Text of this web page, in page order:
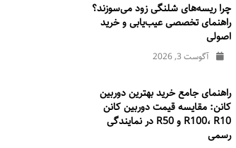
چرا ریسه‌های شلنگی زود می‌سوزند؟
راهنمای تخصصی عیب‌یابی و خرید
اصولی
آگوست 3, 2026
راهنمای جامع خرید بهترین دوربین
کانن: مقایسه قیمت دوربین کانن
R100، R10 و R50 در نمایندگی
رسمی